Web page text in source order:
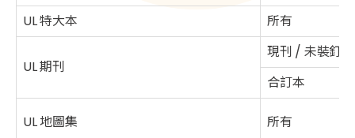
UL 特大本
所有
UL 期刊
現刊 / 未裝釘
合訂本
UL 地圖集 所有